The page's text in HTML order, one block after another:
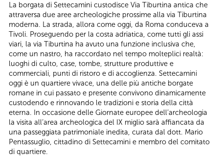
La borgata di Settecamini custodisce Via Tiburtina antica che
attraversa due aree archeologiche prossime alla via Tiburtina
moderna. La strada, allora come oggi, da Roma conduceva a
Tivoli. Proseguendo per la costa adriatica, come tutti gli assi
viari, la via Tiburtina ha avuto una funzione inclusiva che,
come un nastro, ha raccordato nel tempo molteplici realtà:
luoghi di culto, case, tombe, strutture produttive e
commerciali, punti di ristoro e di accoglienza. Settecamini
oggi è un quartiere vivace, una delle più antiche borgate
romane in cui passato e presente convivono dinamicamente
custodendo e rinnovando le tradizioni e storia della città
eterna. In occasione delle Giornate europee dell’archeologia
la visita all’area archeologica del IX miglio sarà affiancata da
una passeggiata patrimoniale inedita, curata dal dott. Mario
Pentassuglio, cittadino di Settecamini e membro del comitato
di quartiere.